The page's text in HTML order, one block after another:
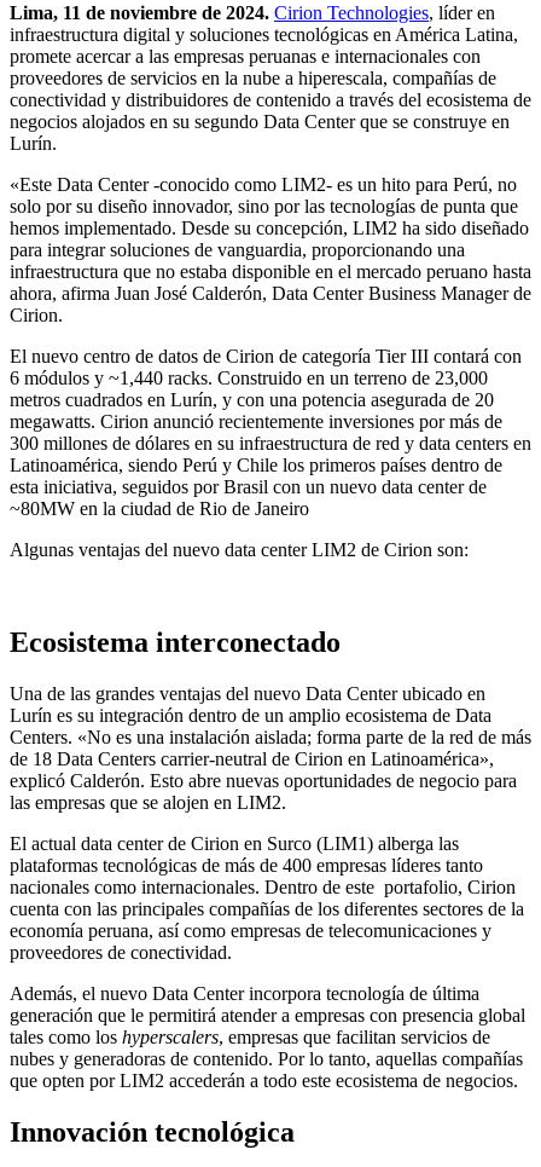
Lima, 11 de noviembre de 2024. Cirion Technologies, líder en
infraestructura digital y soluciones tecnológicas en América Latina,
promete acercar a las empresas peruanas e internacionales con
proveedores de servicios en la nube a hiperescala, compañías de
conectividad y distribuidores de contenido a través del ecosistema de
negocios alojados en su segundo Data Center que se construye en
Lurín.
«Este Data Center -conocido como LIM2- es un hito para Perú, no
solo por su diseño innovador, sino por las tecnologías de punta que
hemos implementado. Desde su concepción, LIM2 ha sido diseñado
para integrar soluciones de vanguardia, proporcionando una
infraestructura que no estaba disponible en el mercado peruano hasta
ahora, afirma Juan José Calderón, Data Center Business Manager de
Cirion.
El nuevo centro de datos de Cirion de categoría Tier III contará con
6 módulos y ~1,440 racks. Construido en un terreno de 23,000
metros cuadrados en Lurín, y con una potencia asegurada de 20
megawatts. Cirion anunció recientemente inversiones por más de
300 millones de dólares en su infraestructura de red y data centers en
Latinoamérica, siendo Perú y Chile los primeros países dentro de
esta iniciativa, seguidos por Brasil con un nuevo data center de
~80MW en la ciudad de Rio de Janeiro
Algunas ventajas del nuevo data center LIM2 de Cirion son:
Ecosistema interconectado
Una de las grandes ventajas del nuevo Data Center ubicado en
Lurín es su integración dentro de un amplio ecosistema de Data
Centers. «No es una instalación aislada; forma parte de la red de más
de 18 Data Centers carrier-neutral de Cirion en Latinoamérica»,
explicó Calderón. Esto abre nuevas oportunidades de negocio para
las empresas que se alojen en LIM2.
El actual data center de Cirion en Surco (LIM1) alberga las
plataformas tecnológicas de más de 400 empresas líderes tanto
nacionales como internacionales. Dentro de este portafolio, Cirion
cuenta con las principales compañías de los diferentes sectores de la
economía peruana, así como empresas de telecomunicaciones y
proveedores de conectividad.
Además, el nuevo Data Center incorpora tecnología de última
generación que le permitirá atender a empresas con presencia global
tales como los hyperscalers, empresas que facilitan servicios de
nubes y generadoras de contenido. Por lo tanto, aquellas compañías
que opten por LIM2 accederán a todo este ecosistema de negocios.
Innovación tecnológica